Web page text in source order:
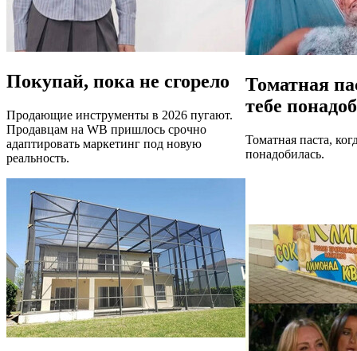
Покупай, пока не сгорело
Продающие инструменты в 2026 пугают.
Продавцам на WB пришлось срочно
адаптировать маркетинг под новую
реальность.
Томатная
тебе
Томатная паста,
понадобилась.